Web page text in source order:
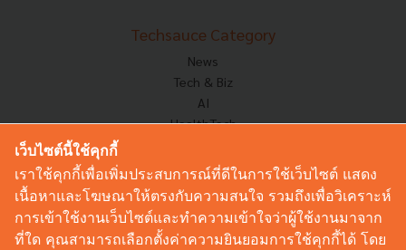
Techsauce Category
News
Tech & Biz
AI
HealthTech
Corp Innov
Saucy Thoughts
Based On
Sustainable
เว็บไซต์นี้ใช้คุกกี้
เราใช้คุกกี้เพื่อเพิ่มประสบการณ์ที่ดีในการใช้เว็บไซต์ แสดง
เนื้อหาและโฆษณาให้ตรงกับความสนใจ รวมถึงเพื่อวิเคราะห์
การเข้าใช้งานเว็บไซต์และทำความเข้าใจว่าผู้ใช้งานมาจาก
ที่ใด คุณสามารถเลือกตั้งค่าความยินยอมการใช้คุกกี้ได้ โดย